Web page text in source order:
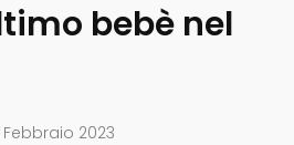
bebè nel
Febbraio 2023